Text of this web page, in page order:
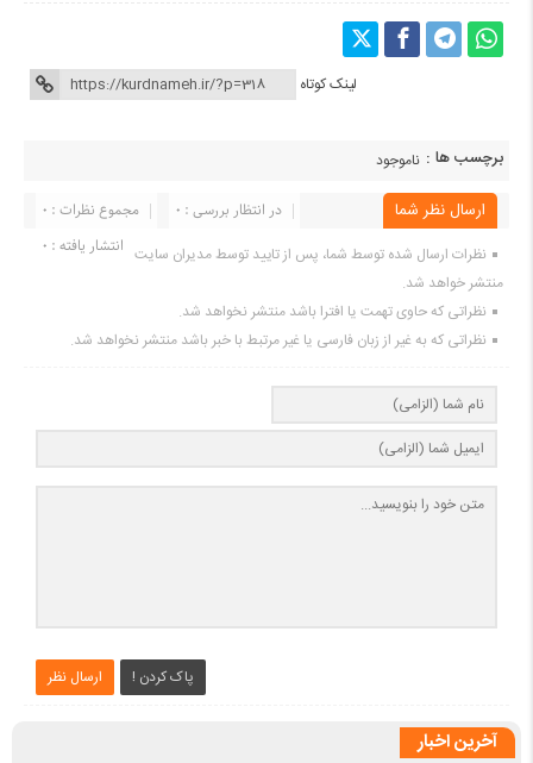
لینک کوتاه
برچسب ها : ناموجود
ارسال نظر شما مجموع نظرات : 0
در انتظار بررسی : 0
انتشار یافته : ۰ نظرات ارسال شده توسط شما، پس از تایید توسط مدیران سایت
منتشر خواهد شد.
نظراتی که حاوی تهمت یا افترا باشد منتشر نخواهد شد.
نظراتی که به غیر از زبان فارسی یا غیر مرتبط با خبر باشد منتشر نخواهد شد.
ارسال نظر پاک کردن !
آخرین اخبار